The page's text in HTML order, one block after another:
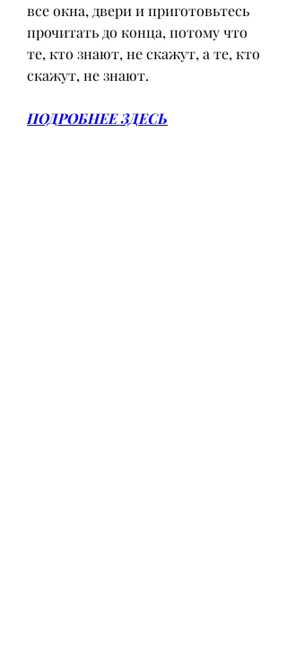
все окна, двери и приготовьтесь
прочитать до конца, потому что
те, кто знают, не скажут, а те, кто
скажут, не знают.
ПОДРОБНЕЕ ЗДЕСЬ